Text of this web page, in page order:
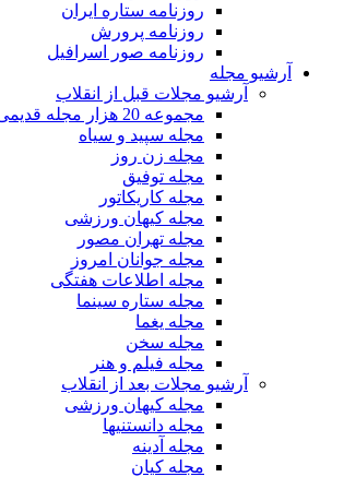
روزنامه ستاره ایران
روزنامه پرورش
روزنامه صور اسرافیل
آرشیو مجله
آرشیو مجلات قبل از انقلاب
مجموعه 20 هزار مجله قدیمی
مجله سپید و سیاه
مجله زن روز
مجله توفیق
مجله کاریکاتور
مجله کیهان ورزشی
مجله تهران مصور
مجله جوانان امروز
مجله اطلاعات هفتگی
مجله ستاره سینما
مجله یغما
مجله سخن
مجله فیلم و هنر
آرشیو مجلات بعد از انقلاب
مجله کیهان ورزشی
مجله دانستنیها
مجله آدینه
مجله کیان